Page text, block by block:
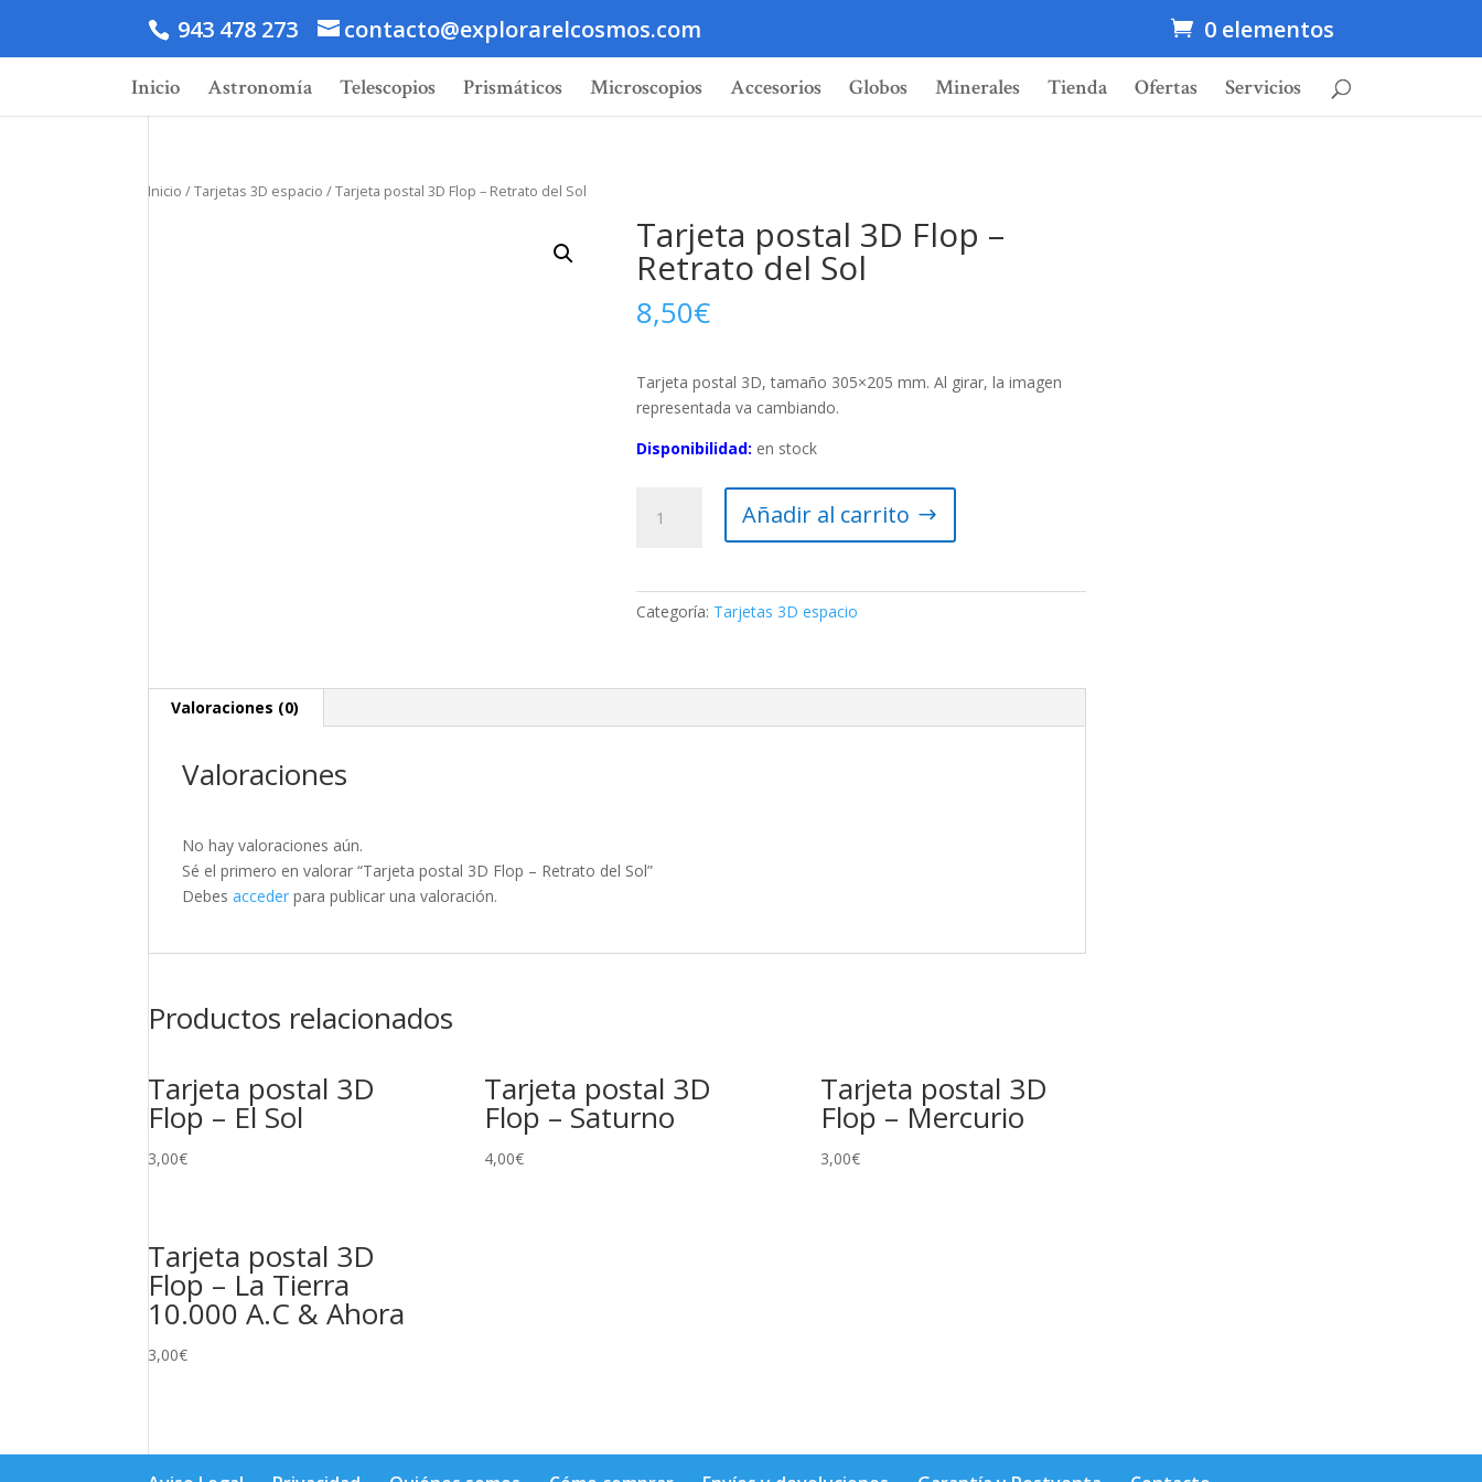
943 478 273 contacto@explorarelcosmos.com 0 elementos
Inicio Astronomía Telescopios Prismáticos Microscopios Accesorios Globos Minerales Tienda Ofertas Servicios
Inicio /Tarjetas 3D espacio / Tarjeta postal 3D Flop – Retrato del Sol
Tarjeta postal 3D Flop –
Retrato del Sol
8,50€
Tarjeta postal 3D, tamaño 305×205 mm. Al girar, la imagen
representada va cambiando.
Disponibilidad: en stock
postal
Retrato
Añadir al carrito
Categoría: Tarjetas 3D espacio
Valoraciones (0)
Valoraciones
No hay valoraciones aún.
Sé el primero en valorar “Tarjeta postal 3D Flop – Retrato del Sol”
Debesacceder para publicar una valoración.
Productos relacionados
Tarjeta postal 3D
Flop – El Sol
3,00€
Tarjeta postal 3D
Flop – Saturno
4,00€
Tarjeta postal 3D
Flop – Mercurio
3,00€
Tarjeta postal 3D
Flop – La Tierra
10.000 A.C & Ahora
3,00€